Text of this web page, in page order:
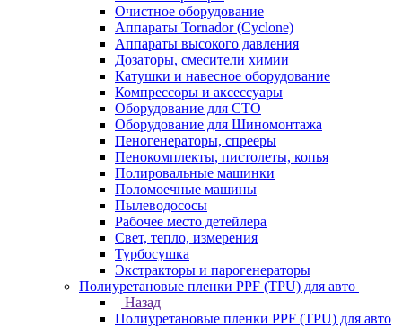
Очистное оборудование
Аппараты Tornador (Cyclone)
Аппараты высокого давления
Дозаторы, смесители химии
Катушки и навесное оборудование
Компрессоры и аксессуары
Оборудование для СТО
Оборудование для Шиномонтажа
Пеногенераторы, спрееры
Пенокомплекты, пистолеты, копья
Полировальные машинки
Поломоечные машины
Пылеводососы
Рабочее место детейлера
Свет, тепло, измерения
Турбосушка
Экстракторы и парогенераторы
Полиуретановые пленки PPF (TPU) для авто
Назад
Полиуретановые пленки PPF (TPU) для авто